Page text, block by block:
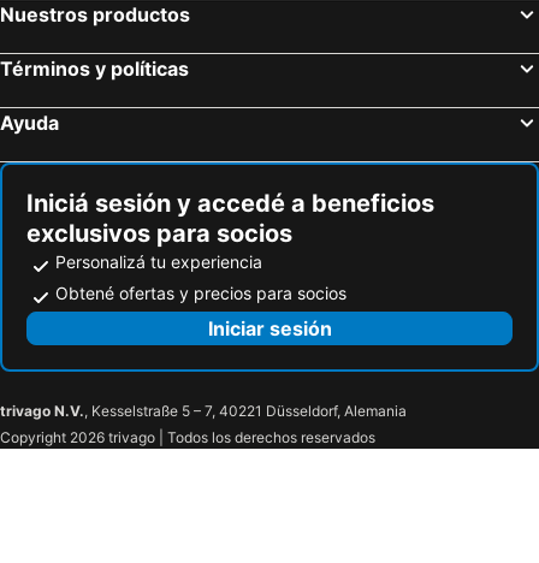
Nuestros productos
Términos y políticas
Ayuda
Iniciá sesión y accedé a beneficios
exclusivos para socios
Personalizá tu experiencia
Obtené ofertas y precios para socios
Iniciar sesión
trivago N.V., Kesselstraße 5 – 7, 40221 Düsseldorf, Alemania
Copyright 2026 trivago | Todos los derechos reservados